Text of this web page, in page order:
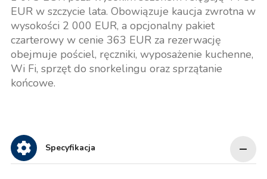
EUR w szczycie lata. Obowiązuje kaucja zwrotna w
wysokości 2 000 EUR, a opcjonalny pakiet
czarterowy w cenie 363 EUR za rezerwację
obejmuje pościel, ręczniki, wyposażenie kuchenne,
Wi Fi, sprzęt do snorkelingu oraz sprzątanie
końcowe.
Specyfikacja